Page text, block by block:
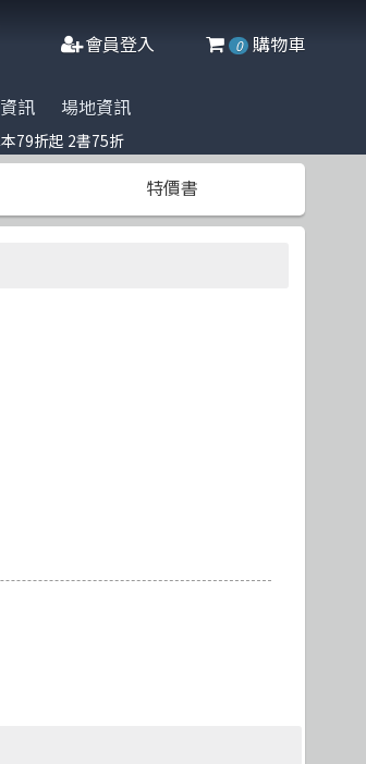
會員登入 0 購物車
※進口書籍到貨延誤公告※
訂閱佛系電子報
Python
LangChain
人工智慧
網頁設計
博碩
清華大學
阿喵周邊商品
商管科普推薦書
訊 場地資訊
79折起 2書75折
特價書